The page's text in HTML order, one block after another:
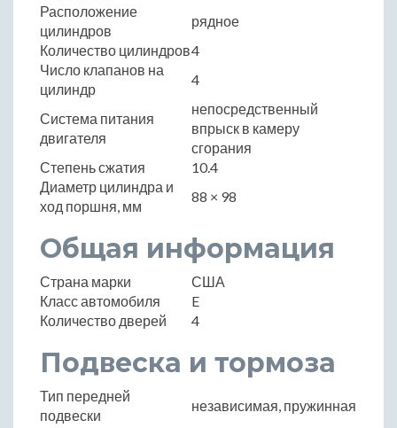
Расположение
цилиндров
рядное
Количество цилиндров4
Число клапанов на
цилиндр
4
Система питания
двигателя
непосредственный
впрыск в камеру
сгорания
Степень сжатия
10.4
Диаметр цилиндра и
ход поршня, мм
88 × 98
Общая информация
Страна марки
США
Класс автомобиля
E
Количество дверей
4
Подвеска и тормоза
Тип передней
подвески
независимая, пружинная